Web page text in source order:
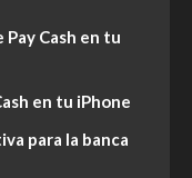
Cash en tu
en tu iPhone
para la banca